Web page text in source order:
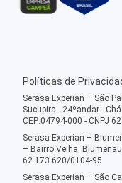
Políticas de
Serasa Experian – São
Sucupira - 24ºandar -
CEP:04794-000 - CNPJ
Serasa Experian –
– Bairro Velha,
62.173.620/0104-95
Serasa Experian – São